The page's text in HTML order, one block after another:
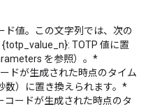
ド値。この文字列では、次の
TOTP 値に置
を参照）。*
ドが生成された時点のタイム
数）に置き換えられます。*
ードが生成された時点のタ